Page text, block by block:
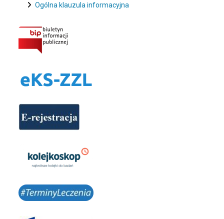
Ogólna klauzula informacyjna